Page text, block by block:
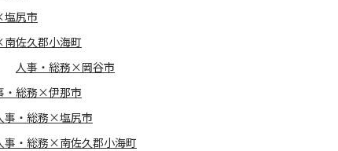
尻市
佐久郡小海町
人事・総務×岡谷市
・総務×伊那市
事・総務×塩尻市
事・総務×南佐久郡小海町